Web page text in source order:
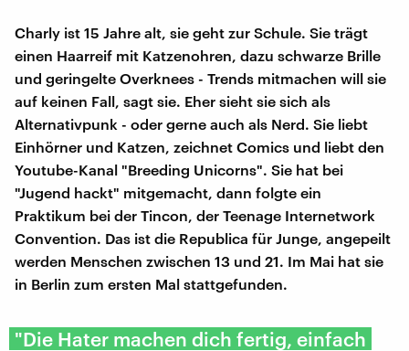
Charly ist 15 Jahre alt, sie geht zur Schule. Sie trägt
einen Haarreif mit Katzenohren, dazu schwarze Brille
und geringelte Overknees - Trends mitmachen will sie
auf keinen Fall, sagt sie. Eher sieht sie sich als
Alternativpunk - oder gerne auch als Nerd. Sie liebt
Einhörner und Katzen, zeichnet Comics und liebt den
Youtube-Kanal "Breeding Unicorns". Sie hat bei
"Jugend hackt" mitgemacht, dann folgte ein
Praktikum bei der Tincon, der Teenage Internetwork
Convention. Das ist die Republica für Junge, angepeilt
werden Menschen zwischen 13 und 21. Im Mai hat sie
in Berlin zum ersten Mal stattgefunden.
"Die Hater machen dich fertig, einfach